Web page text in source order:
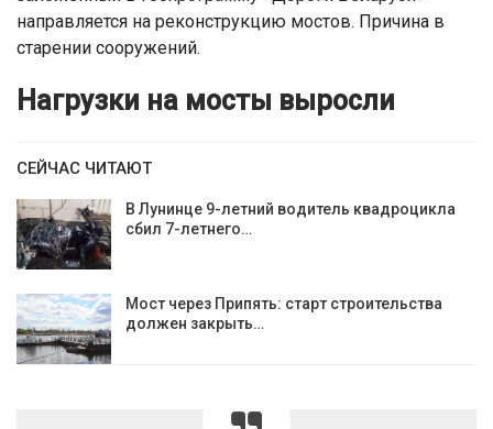
направляется на реконструкцию мостов. Причина в
старении сооружений.
Нагрузки на мосты выросли
СЕЙЧАС ЧИТАЮТ
В Лунинце 9-летний водитель квадроцикла
сбил 7-летнего…
Мост через Припять: старт строительства
должен закрыть…